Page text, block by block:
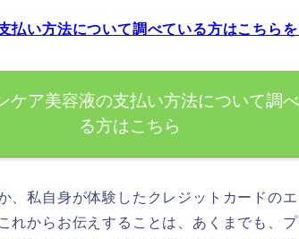
払い方法について調べている方はこちら
ケア美容液の支払い方法について調
る方はこちら
、私自身が体験したクレジットカードの
れからお伝えすることは、あくまでも、